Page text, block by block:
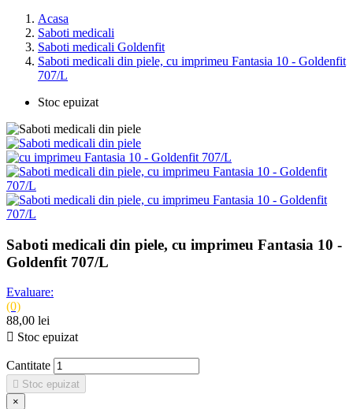
Acasa
Saboti medicali
Saboti medicali Goldenfit
Saboti medicali din piele, cu imprimeu Fantasia 10 - Goldenfit
707/L
Stoc epuizat
Saboti medicali din piele, cu imprimeu Fantasia 10 -
Goldenfit 707/L
Evaluare:
(0)
88,00 lei
 Stoc epuizat
Cantitate
 Stoc epuizat
×